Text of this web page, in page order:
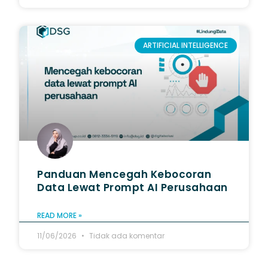
ARTIFICIAL INTELLIGENCE
Panduan Mencegah Kebocoran
Data Lewat Prompt AI Perusahaan
READ MORE »
11/06/2026
Tidak ada komentar